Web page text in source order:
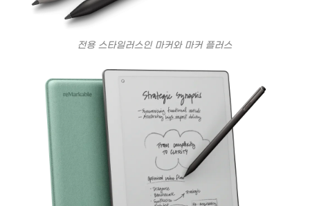
전용 스타일러스인 마커와 마커 플러스